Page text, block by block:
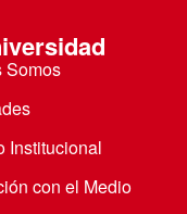
Somos
Institucional
con el Medio